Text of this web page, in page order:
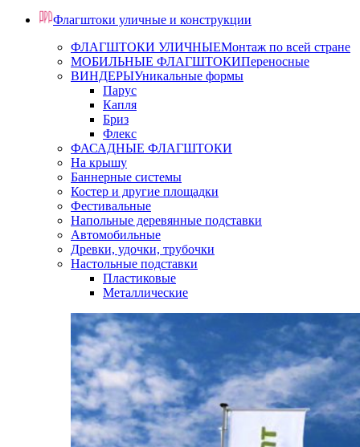
Флагштоки уличные и конструкции
ФЛАГШТОКИ УЛИЧНЫЕМонтаж по всей стране
МОБИЛЬНЫЕ ФЛАГШТОКИПереносные
ВИНДЕРЫУникальные формы
Парус
Капля
Бриз
Флекс
ФАСАДНЫЕ ФЛАГШТОКИ
На крышу
Баннерные системы
Костер и другие площадки
Фестивальные
Напольные деревянные подставки
Автомобильные
Древки, удочки, трубочки
Настольные подставки
Пластиковые
Металлические